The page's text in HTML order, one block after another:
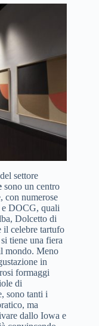
settore
sono un centro
con numerose
DOCG, quali
Dolcetto di
il celebre tartufo
tiene una fiera
mondo. Meno
in
formaggi
di
sono tanti i
ma
dallo Iowa e